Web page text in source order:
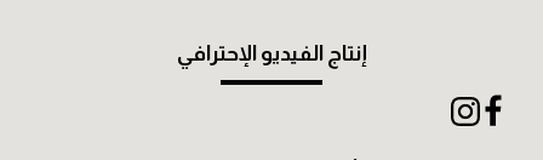
إنتاج الفيديو الإحترافي